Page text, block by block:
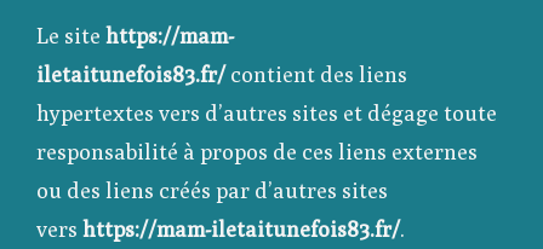
Le site https://mam-
iletaitunefois83.fr/contient des liens
hypertextes vers d’autres sites et dégage toute
responsabilité à propos de ces liens externes
ou des liens créés par d’autres sites
vers https://mam-iletaitunefois83.fr/.